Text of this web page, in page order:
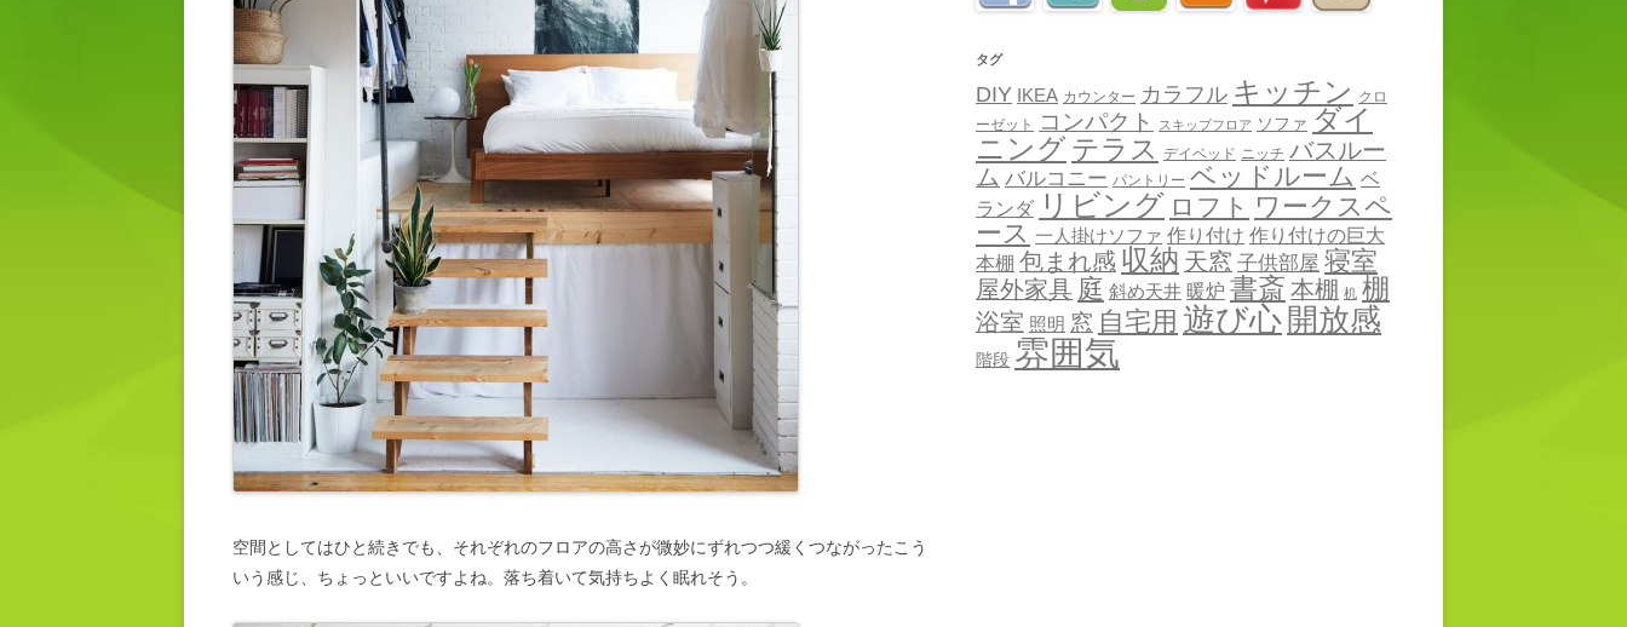
空間としてはひと続きでも、それぞれのフロアの高さが微妙にずれつつ緩くつながったこう
いう感じ、ちょっといいですよね。落ち着いて気持ちよく眠れそう。
タグ
DIY IKEA カウンター カラフル キッチン クロ
ーゼット
コンパクト スキップフロア ソファ ダイ
ニングテラス デイベッド ニッチ バスルー
ム バルコニー パントリー ベッドルーム ベ
ランダ リビング ロフト ワークスペ
ース 一人掛けソファ 作り付け 作り付けの巨大
本棚 包まれ感 収納 天窓 子供部屋 寝室
屋外家具 庭 斜め天井 暖炉 書斎 本棚 机 棚
浴室 照明 窓 自宅用 遊び心 開放感
階段 雰囲気